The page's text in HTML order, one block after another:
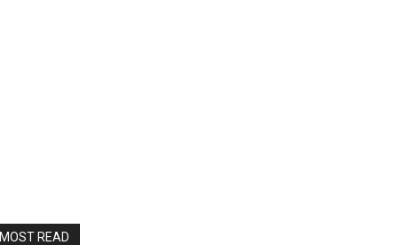
MOST READ